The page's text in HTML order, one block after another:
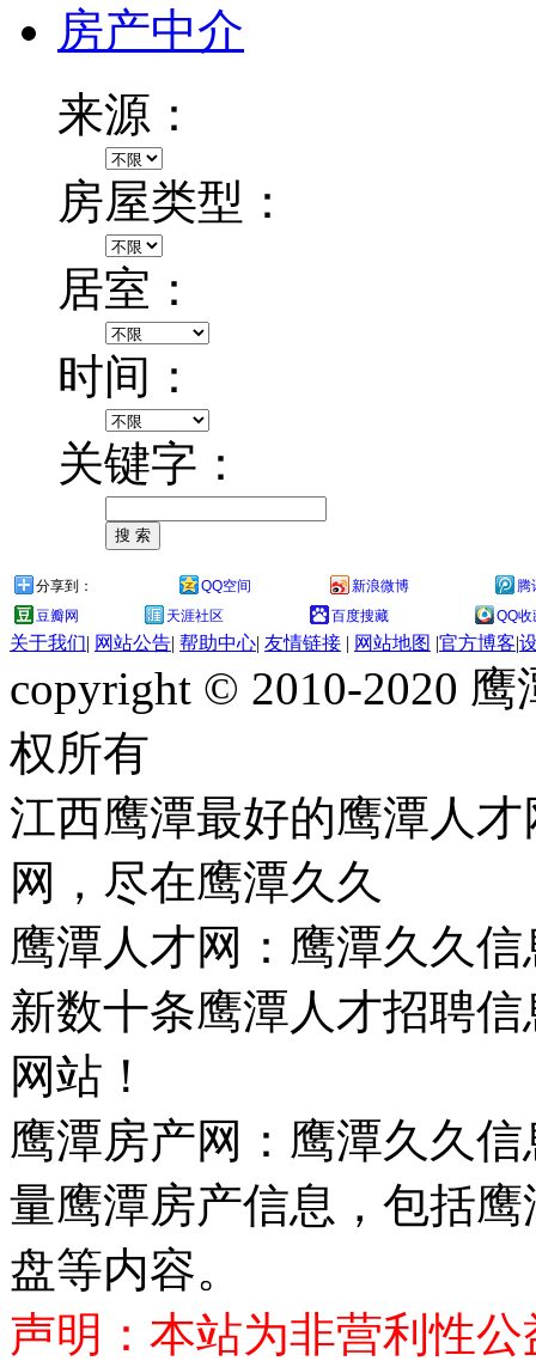
房产中介
来源：
房屋类型：
居室：
时间：
关键字：
分享到： QQ空间 新浪微博
腾
豆瓣网
天涯社区 百度搜藏 QQ收
关于我们| 网站公告| 帮助中心| 友情链接 | 网站地图 |官方博客|
copyright © 2010-2020
权所有
江西鹰潭最好的鹰潭人
网，尽在鹰潭久久
鹰潭人才网：鹰潭久久
新数十条鹰潭人才招聘
网站！
鹰潭房产网：鹰潭久久
量鹰潭房产信息，包括
盘等内容。
声明：本站为非营利性